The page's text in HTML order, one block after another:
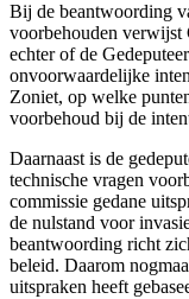
Bij de beantwoording
voorbehouden verwijst
echter of de
onvoorwaardelijke
Zoniet, op welke
voorbehoud bij de
Daarnaast is de
technische vragen
commissie gedane
de nulstand voor
beantwoording richt
beleid. Daarom
uitspraken heeft